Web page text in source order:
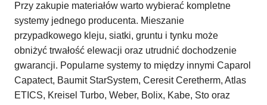
Przy zakupie materiałów warto wybierać kompletne
systemy jednego producenta. Mieszanie
przypadkowego kleju, siatki, gruntu i tynku może
obniżyć trwałość elewacji oraz utrudnić dochodzenie
gwarancji. Popularne systemy to między innymi Caparol
Capatect, Baumit StarSystem, Ceresit Ceretherm, Atlas
ETICS, Kreisel Turbo, Weber, Bolix, Kabe, Sto oraz